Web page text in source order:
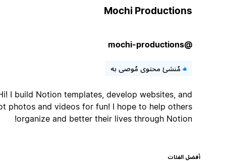
Mochi Productions
مُنشئ محتوى مُوصى به
Hi! I build Notion templates, develop websites, and
shoot photos and videos for fun! I hope to help others
organize and better their lives through Notion!
أفضل الفئات